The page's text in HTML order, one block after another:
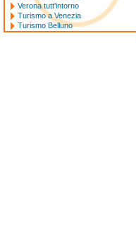
Verona tutt'intorno
Turismo a Venezia
Turismo Belluno